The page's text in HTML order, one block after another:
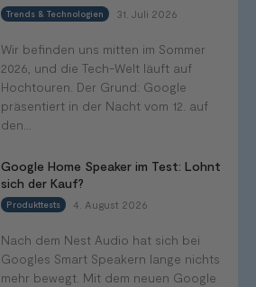
Trends & Technologien 31. Juli 2026
Wir befinden uns mitten im Sommer
2026, und die Tech-Welt läuft auf
Hochtouren. Der Grund: Google
präsentiert in der Nacht vom 12. auf
den...
Google Home Speaker im Test: Lohnt
sich der Kauf?
Produkttests 4. August 2026
Nach dem Nest Audio hat sich bei
Googles Smart Speakern lange nichts
mehr bewegt. Mit dem neuen Google